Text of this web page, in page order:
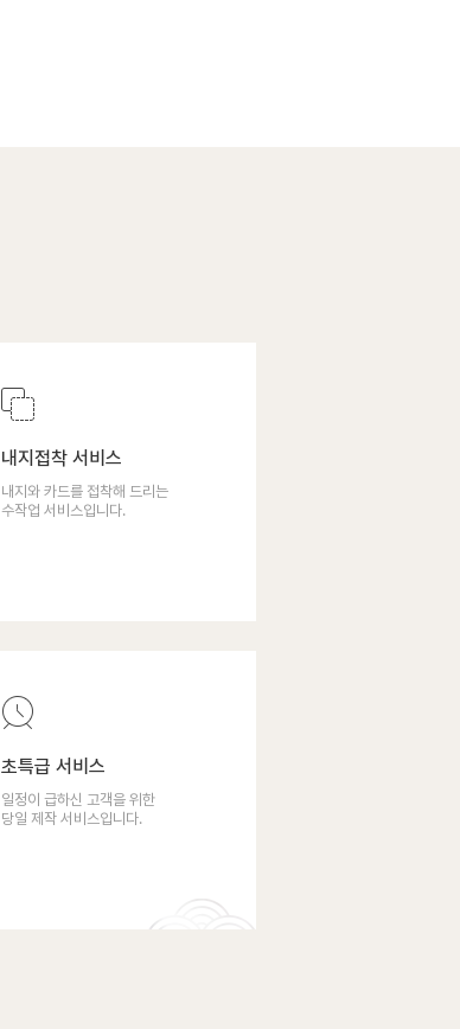
내지접착 서비스
내지와 카드를 접착해 드리는
수작업 서비스입니다.
초특급 서비스
일정이 급하신 고객을 위한
당일 제작 서비스입니다.